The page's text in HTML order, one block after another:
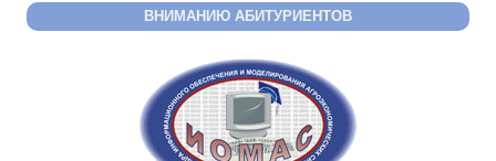
ВНИМАНИЮ АБИТУРИЕНТОВ